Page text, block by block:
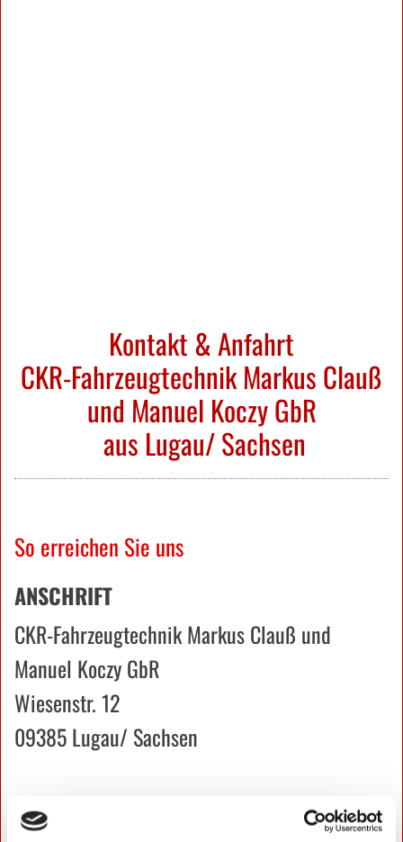
Kontakt & Anfahrt
CKR-Fahrzeugtechnik Markus Clauß
und Manuel Koczy GbR
aus Lugau/ Sachsen
So erreichen Sie uns
ANSCHRIFT
CKR-Fahrzeugtechnik Markus Clauß und
Manuel Koczy GbR
Wiesenstr. 12
09385 Lugau/ Sachsen
KONTAKTDATEN